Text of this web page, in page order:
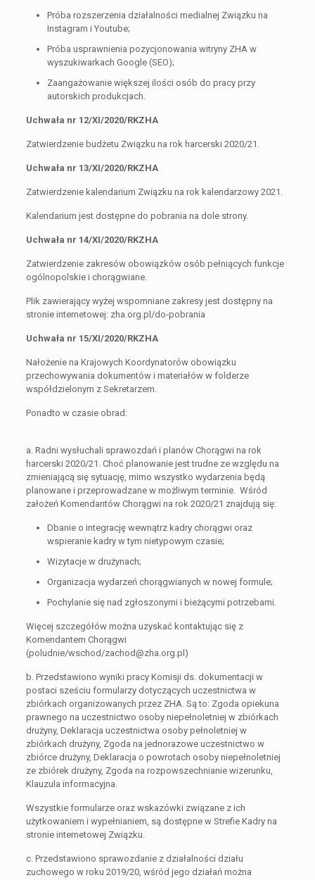
Próba rozszerzenia działalności medialnej Związku na
Instagram i Youtube;
Próba usprawnienia pozycjonowania witryny ZHA w
wyszukiwarkach Google (SEO);
Zaangażowanie większej ilości osób do pracy przy
autorskich produkcjach.
Uchwała nr 12/XI/2020/RKZHA
Zatwierdzenie budżetu Związku na rok harcerski 2020/21.
Uchwała nr 13/XI/2020/RKZHA
Zatwierdzenie kalendarium Związku na rok kalendarzowy 2021.
Kalendarium jest dostępne do pobrania na dole strony.
Uchwała nr 14/XI/2020/RKZHA
Zatwierdzenie zakresów obowiązków osób pełniących funkcje
ogólnopolskie i chorągwiane.
Plik zawierający wyżej wspomniane zakresy jest dostępny na
stronie internetowej: zha.org.pl/do-pobrania
Uchwała nr 15/XI/2020/RKZHA
Nałożenie na Krajowych Koordynatorów obowiązku
przechowywania dokumentów i materiałów w folderze
współdzielonym z Sekretarzem.
Ponadto w czasie obrad:
a. Radni wysłuchali sprawozdań i planów Chorągwi na rok
harcerski 2020/21. Choć planowanie jest trudne ze względu na
zmieniającą się sytuację, mimo wszystko wydarzenia będą
planowane i przeprowadzane w możliwym terminie. Wśród
założeń Komendantów Chorągwi na rok 2020/21 znajdują się:
Dbanie o integrację wewnątrz kadry chorągwi oraz
wspieranie kadry w tym nietypowym czasie;
Wizytacje w drużynach;
Organizacja wydarzeń chorągwianych w nowej formule;
Pochylanie się nad zgłoszonymi i bieżącymi potrzebami.
Więcej szczegółów można uzyskać kontaktując się z
Komendantem Chorągwi
(poludnie/wschod/zachod@zha.org.pl)
b. Przedstawiono wyniki pracy Komisji ds. dokumentacji w
postaci sześciu formularzy dotyczących uczestnictwa w
zbiórkach organizowanych przez ZHA. Są to: Zgoda opiekuna
prawnego na uczestnictwo osoby niepełnoletniej w zbiórkach
drużyny, Deklaracja uczestnictwa osoby pełnoletniej w
zbiórkach drużyny, Zgoda na jednorazowe uczestnictwo w
zbiórce drużyny, Deklaracja o powrotach osoby niepełnoletniej
ze zbiórek drużyny, Zgoda na rozpowszechnianie wizerunku,
Klauzula informacyjna.
Wszystkie formularze oraz wskazówki związane z ich
użytkowaniem i wypełnianiem, są dostępne w Strefie Kadry na
stronie internetowej Związku.
c. Przedstawiono sprawozdanie z działalności działu
zuchowego w roku 2019/20, wśród jego działań można